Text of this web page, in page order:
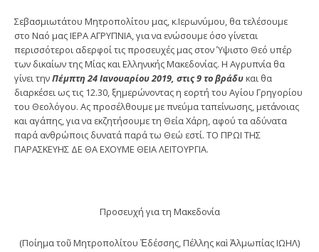
Σεβασμιωτάτου Μητροπολίτου μας, κ.Ιερωνύμου, θα τελέσουμε
στο Ναό μας ΙΕΡΑ ΑΓΡΥΠΝΙΑ, για να ενώσουμε όσο γίνεται
περισσότεροι αδερφοί τις προσευχές μας στον Ύψιστο Θεό υπέρ
των δικαίων της Μίας και Ελληνικής Μακεδονίας. Η Αγρυπνία θα
γίνει τηνΠέμπτη 24 Ιανουαρίου 2019, στις 9 το βράδυκαι θα
διαρκέσει ως τις 12.30, ξημερώνοντας η εορτή του Αγίου Γρηγορίου
του Θεολόγου. Ας προσέλθουμε με πνεύμα ταπείνωσης, μετάνοιας
και αγάπης, για να εκζητήσουμε τη Θεία Χάρη, αφού τα αδύνατα
παρά ανθρώποις δυνατά παρά τω Θεώ εστί. ΤΟ ΠΡΩΙ ΤΗΣ
ΠΑΡΑΣΚΕΥΗΣ ΔΕ ΘΑ ΕΧΟΥΜΕ ΘΕΙΑ ΛΕΙΤΟΥΡΓΙΑ.
Προσευχή για τη Μακεδονία
(Ποίημα τοῦ Μητροπολίτου Ἐδέσσης, Πέλλης καὶ Ἀλμωπίας ΙΩΗΛ)